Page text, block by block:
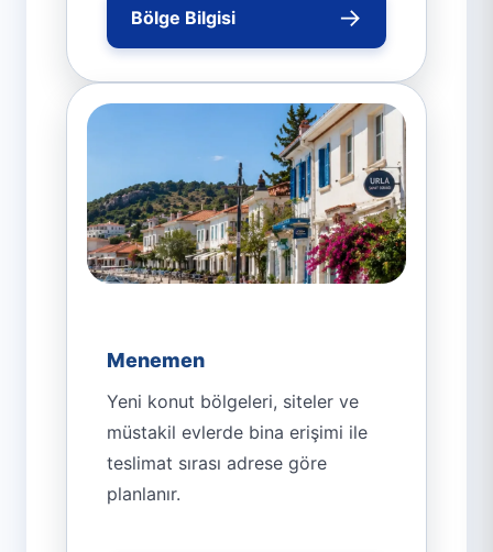
Bölge Bilgisi →
Menemen
Yeni konut bölgeleri, siteler ve
müstakil evlerde bina erişimi ile
teslimat sırası adrese göre
planlanır.